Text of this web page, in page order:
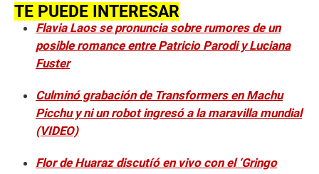
TE PUEDE INTERESAR
Flavia Laos se pronuncia sobre rumores de un
posible romance entre Patricio Parodi y Luciana
Fuster
Culminó grabación de Transformers en Machu
Picchu y ni un robot ingresó a la maravilla mundial
(VIDEO)
Flor de Huaraz discutíó en vivo con el ‘Gringo